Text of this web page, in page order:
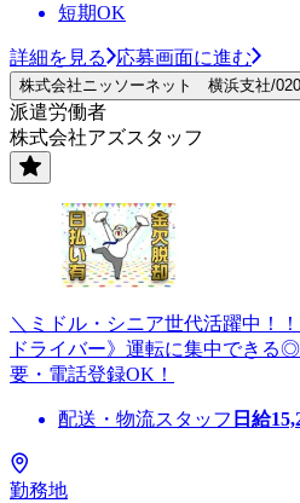
短期OK
詳細を見る 応募画面に進む
株式会社ニッソーネット 横浜支社/
派遣労働者
株式会社アズスタッフ
＼ミドル・シニア世代活躍中！
ドライバー》運転に集中できる
要・電話登録OK！
配送・物流スタッフ 日給
勤務地